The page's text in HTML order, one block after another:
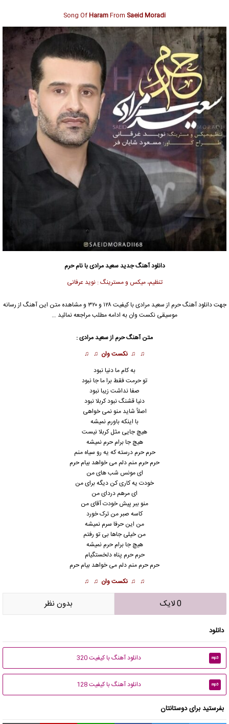
Song OfHaramFrom Saeid Moradi
دانلود آهنگ جدیدسعید مرادیبا نام حرم
تنظیم، میکس و مسترینگ : نوید عرفانی
جهت دانلود آهنگ حرم از سعید مرادی
با کیفیت ۱۲۸ و ۳۲۰ و مشاهده متن این آهنگ از رسانه
موسیقی نکست وان به ادامه مطلب مراجعه نمائید …
متن آهنگ حرم ازسعید مرادی:
♫ ♫ نکست وان ♫ ♫
به کام ما دنیا نبود
تو حرمت فقط برا ما جا نبود
صفا نداشت زیبا نبود
دنیا قشنگ نبود کربلا نبود
اصلاً شاید منو نمی خواهی
با اینکه باورم نمیشه
هیچ جایی مثل کربلا نیست
هیچ جا برام حرم نمیشه
حرم حرم درسته که یه رو سیاه منم
حرم حرم منم دلم می خواهد بیام حرم
ای مونس شب های من
خودت یه کاری کن دیگه برای من
ای مرهم دردای من
منو ببر پیش خودت آقای من
کاسه صبر من ترک خورد
من این حرفا سرم نمیشه
من خیلی جاها بی تو رفتم
هیچ جا برام حرم نمیشه
حرم حرم پناه دلخستگیام
حرم حرم منم دلم می خواهد بیام حرم
♫ ♫ نکست وان ♫ ♫
0 لایک بدون نظر
دانلود
mp3 دانلود آهنگ با کیفیت 320
mp3 دانلود آهنگ با کیفیت 128
بفرستید برای دوستانتان